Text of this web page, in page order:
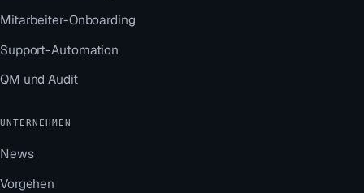
Mitarbeiter-Onboarding
Support-Automation
QM und Audit
UNTERNEHMEN
News
Vorgehen